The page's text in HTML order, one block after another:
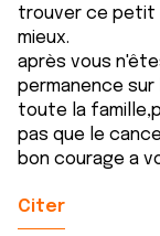
trouver ce petit
mieux.
après vous
permanence
toute la
pas que le
bon courage a
Citer